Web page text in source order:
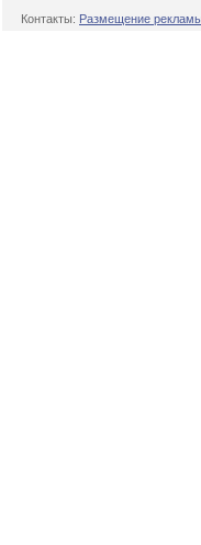
Контакты: Размещение